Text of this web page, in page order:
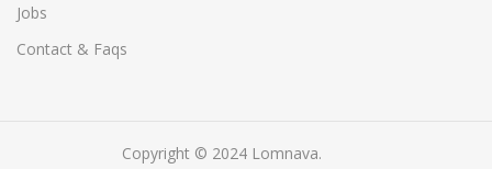
Jobs
Contact & Faqs
Copyright © 2024 Lomnava.